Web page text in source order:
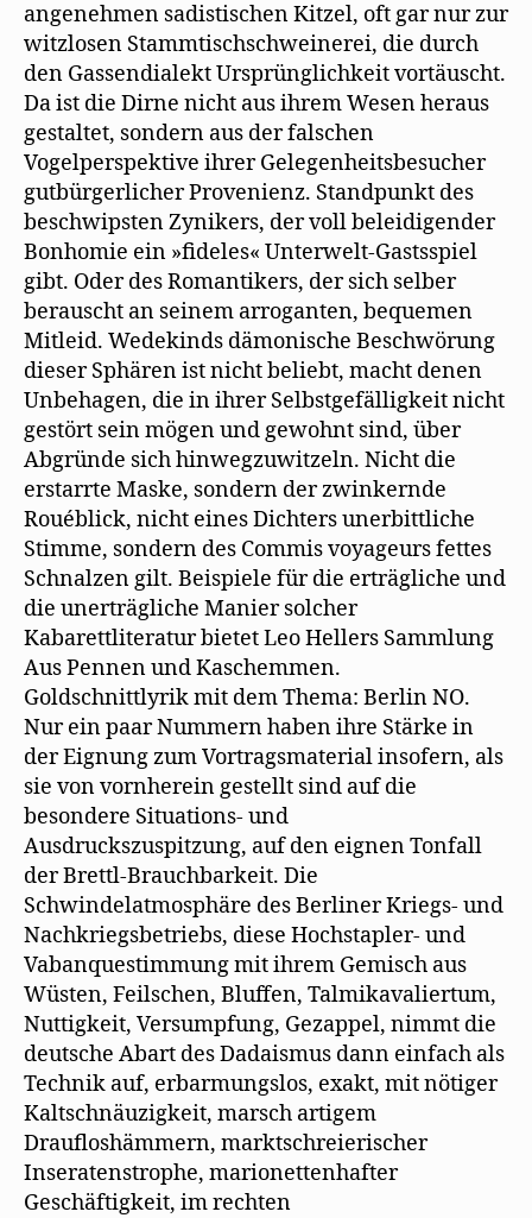
angenehmen sadistischen Kitzel, oft gar nur zur
witzlosen Stammtischschweinerei, die durch
den Gassendialekt Ursprünglichkeit vortäuscht.
Da ist die Dirne nicht aus ihrem Wesen heraus
gestaltet, sondern aus der falschen
Vogelperspektive ihrer Gelegenheitsbesucher
gutbürgerlicher Provenienz. Standpunkt des
beschwipsten Zynikers, der voll beleidigender
Bonhomie ein »fideles« Unterwelt-Gastsspiel
gibt. Oder des Romantikers, der sich selber
berauscht an seinem arroganten, bequemen
Mitleid. Wedekinds dämonische Beschwörung
dieser Sphären ist nicht beliebt, macht denen
Unbehagen, die in ihrer Selbstgefälligkeit nicht
gestört sein mögen und gewohnt sind, über
Abgründe sich hinwegzuwitzeln. Nicht die
erstarrte Maske, sondern der zwinkernde
Rouéblick, nicht eines Dichters unerbittliche
Stimme, sondern des Commis voyageurs fettes
Schnalzen gilt. Beispiele für die erträgliche und
die unerträgliche Manier solcher
Kabarettliteratur bietet Leo Hellers Sammlung
Aus Pennen und Kaschemmen.
Goldschnittlyrik mit dem Thema: Berlin NO.
Nur ein paar Nummern haben ihre Stärke in
der Eignung zum Vortragsmaterial insofern, als
sie von vornherein gestellt sind auf die
besondere Situations- und
Ausdruckszuspitzung, auf den eignen Tonfall
der Brettl-Brauchbarkeit. Die
Schwindelatmosphäre des Berliner Kriegs- und
Nachkriegsbetriebs, diese Hochstapler- und
Vabanquestimmung mit ihrem Gemisch aus
Wüsten, Feilschen, Bluffen, Talmikavaliertum,
Nuttigkeit, Versumpfung, Gezappel, nimmt die
deutsche Abart des Dadaismus dann einfach als
Technik auf, erbarmungslos, exakt, mit nötiger
Kaltschnäuzigkeit, marsch artigem
Draufloshämmern, marktschreierischer
Inseratenstrophe, marionettenhafter
Geschäftigkeit, im rechten